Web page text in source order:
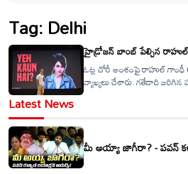
Tag: Delhi
హైడ్రోజన్ బాంబ్ పేల్చిన
ఓట్ల చోరీ అంశంపై రాహుల్ గాంధీ
వ్యాఖ్యలు చేశారు. గతేడాది
ఓట్ల దోపిడి జరిగింది అని ఆయన
శాతం పక్కా ఆధారాలతో
Latest News
మీ అయ్యా జాగీరా? - పవన్